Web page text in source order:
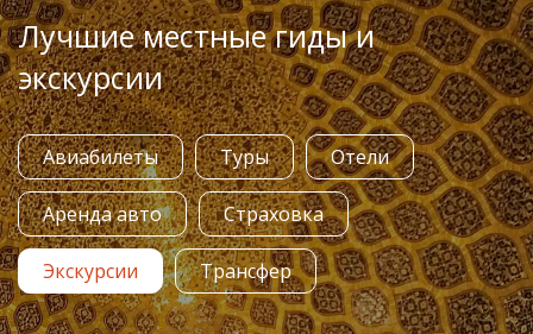
Лучшие местные гиды и
экскурсии
Авиабилеты Туры Отели
Аренда авто Страховка
Экскурсии Трансфер